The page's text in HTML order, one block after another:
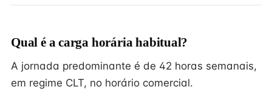
Qual é a carga horária habitual?
A jornada predominante é de 42 horas semanais,
em regime CLT, no horário comercial.